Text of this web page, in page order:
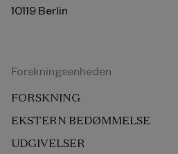
10119 Berlin
Forskningsenheden
FORSKNING
EKSTERN BEDØMMELSE
UDGIVELSER